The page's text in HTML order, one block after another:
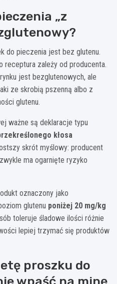
„z
do pieczenia jest bez glutenu.
receptura zależy od producenta.
jest bezglutenowych, ale
ze skrobią pszenną albo z
glutenu.
ważne są deklaracje typu
kłosa
skrót myślowy: producent
ma ogarnięte ryzyko
oznaczony jako
glutenu poniżej 20 mg/kg
toleruje śladowe ilości różnie
lepiej trzymać się produktów
proszku do